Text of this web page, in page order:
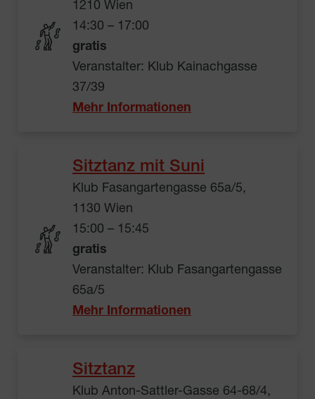
1210 Wien
14:30 – 17:00
gratis
Veranstalter: Klub Kainachgasse
37/39
Mehr Informationen
Sitztanz mit Suni
Klub Fasangartengasse 65a/5,
1130 Wien
15:00 – 15:45
gratis
Veranstalter: Klub Fasangartengasse
65a/5
Mehr Informationen
Sitztanz
Klub Anton-Sattler-Gasse 64-68/4,